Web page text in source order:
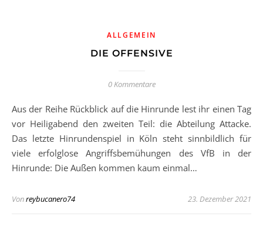
ALLGEMEIN
DIE OFFENSIVE
0 Kommentare
Aus der Reihe Rückblick auf die Hinrunde lest ihr einen Tag
vor Heiligabend den zweiten Teil: die Abteilung Attacke.
Das letzte Hinrundenspiel in Köln steht sinnbildlich für
viele erfolglose Angriffsbemühungen des VfB in der
Hinrunde: Die Außen kommen kaum einmal…
Vonreybucanero74 23. Dezember 2021